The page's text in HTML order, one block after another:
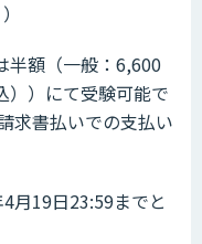
）
半額（一般：6,600
））にて受験可能で
求書払いでの支払い
月19日23:59までと